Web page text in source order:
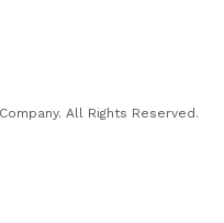
All Rights Reserved.